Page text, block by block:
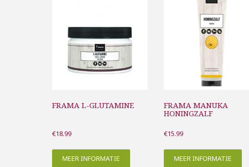
FRAMA L-GLUTAMINE
€18.99
MEER INFORMATIE
FRAMA MANUKA
HONINGZALF
€15.99
MEER INFORMATIE